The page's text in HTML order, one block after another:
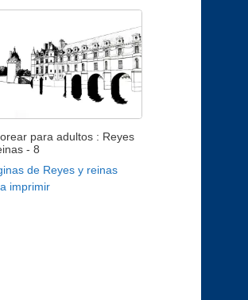
para adultos : Reyes
- 8
de Reyes y reinas
imprimir